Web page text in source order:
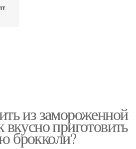
из замороженной
приготовить
брокколи?